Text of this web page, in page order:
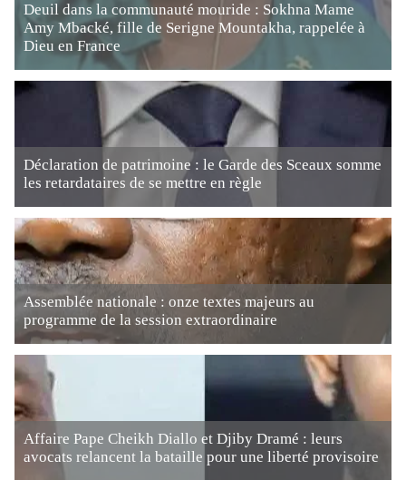
Deuil dans la communauté mouride : Sokhna Mame
Amy Mbacké, fille de Serigne Mountakha, rappelée à
Dieu en France
Déclaration de patrimoine : le Garde des Sceaux somme
les retardataires de se mettre en règle
Assemblée nationale : onze textes majeurs au
programme de la session extraordinaire
Affaire Pape Cheikh Diallo et Djiby Dramé : leurs
avocats relancent la bataille pour une liberté provisoire